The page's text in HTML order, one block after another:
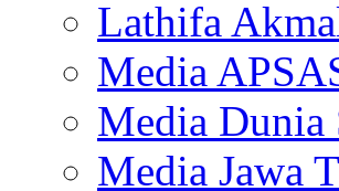
Lathifa
Media
Media Dunia
Media Jawa